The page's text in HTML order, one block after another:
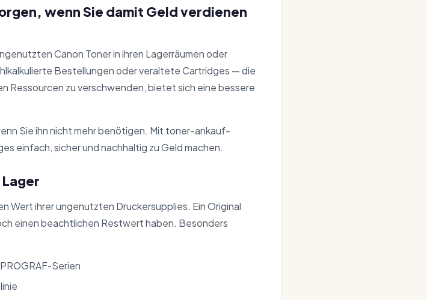
wenn Sie damit Geld verdienen
Canon Toner in ihren Lagerräumen oder
Bestellungen oder veraltete Cartridges — die
Ressourcen zu verschwenden, bietet sich eine bessere
Sie ihn nicht mehr benötigen. Mit toner-ankauf-
einfach, sicher und nachhaltig zu Geld machen.
Wert ihrer ungenutzten Druckersupplies. Ein Original
einen beachtlichen Restwert haben. Besonders
Serien